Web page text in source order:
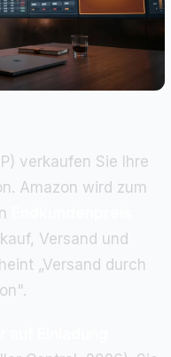
verkaufen Sie Ihre
Amazon wird zum
Versand und
„Versand durch